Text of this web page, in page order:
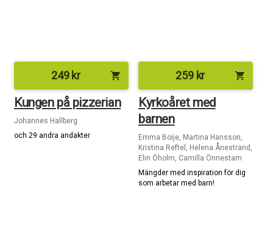
249kr shopping_cart
Kungen på pizzerian
Johannes Hallberg
och 29 andra andakter
259 kr shopping_cart
Kyrkoåret med
barnen
Emma Boije, Martina Hansson,
Kristina Reftel, Helena Ånestrand,
Elin Öholm, Camilla Önnestam
Mängder med inspiration för dig
som arbetar med barn!